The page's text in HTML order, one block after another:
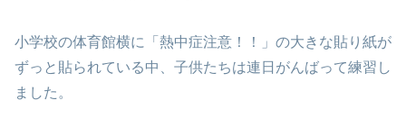
小学校の体育館横に「熱中症注意！！」の大きな貼り紙が
ずっと貼られている中、子供たちは連日がんばって練習し
ました。